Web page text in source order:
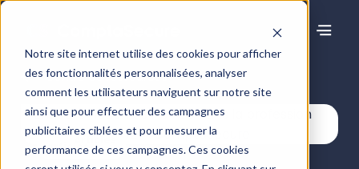
Notre site internet utilise des cookies pour afficher
des fonctionnalités personnalisées, analyser
comment les utilisateurs naviguent sur notre site
ainsi que pour effectuer des campagnes
publicitaires ciblées et pour mesurer la
performance de ces campagnes. Ces cookies
Centre de ressources